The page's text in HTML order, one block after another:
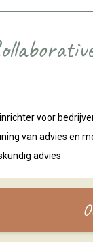
voor
van advies en
advies